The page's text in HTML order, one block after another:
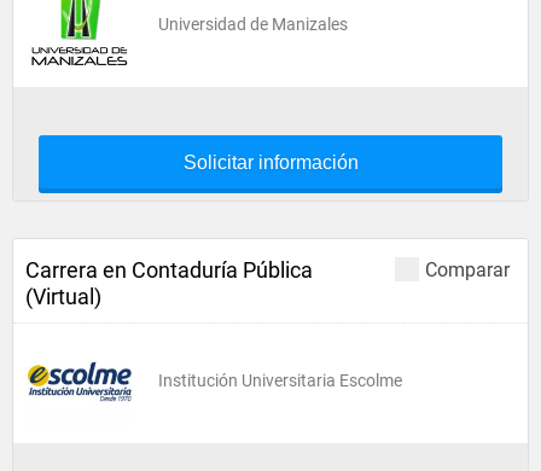
Universidad de Manizales
Solicitar información
Comparar
Carrera en Contaduría Pública
(Virtual)
Institución Universitaria Escolme